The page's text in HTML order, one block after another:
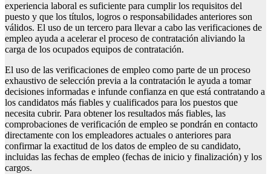
experiencia laboral es suficiente para cumplir los requisitos del
puesto y que los títulos, logros o responsabilidades anteriores son
válidos. El uso de un tercero para llevar a cabo las verificaciones de
empleo ayuda a acelerar el proceso de contratación aliviando la
carga de los ocupados equipos de contratación.
El uso de las verificaciones de empleo como parte de un proceso
exhaustivo de selección previa a la contratación le ayuda a tomar
decisiones informadas e infunde confianza en que está contratando a
los candidatos más fiables y cualificados para los puestos que
necesita cubrir. Para obtener los resultados más fiables, las
comprobaciones de verificación de empleo se pondrán en contacto
directamente con los empleadores actuales o anteriores para
confirmar la exactitud de los datos de empleo de su candidato,
incluidas las fechas de empleo (fechas de inicio y finalización) y los
cargos.